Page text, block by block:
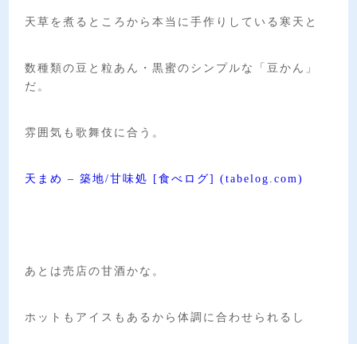
天草を煮るところから本当に手作りしている寒天と
数種類の豆と粒あん・黒蜜のシンプルな「豆かん」
だ。
雰囲気も歌舞伎に合う。
天まめ – 築地/甘味処 [食べログ] (tabelog.com)
あとは売店の甘酒かな。
ホットもアイスもあるから体調に合わせられるし